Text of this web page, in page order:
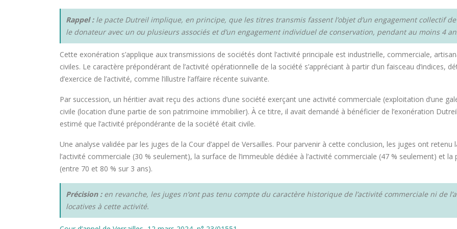
Rappel :le pacte Dutreil implique, en principe, que les titres transmis fassent l’objet d’un engagement collectif
le donateur avec un ou plusieurs associés et d’un engagement individuel de conservation, pendant au moins 4
Cette exonération s’applique aux transmissions de sociétés dont l’activité principale est industrielle, commerciale,
civiles. Le caractère prépondérant de l’activité opérationnelle de la société s’appréciant à partir d’un faisceau d’indices,
d’exercice de l’activité, comme l’illustre l’affaire récente suivante.
Par succession, un héritier avait reçu des actions d’une société exerçant une activité commerciale (exploitation d’une
civile (location d’une partie de son patrimoine immobilier). À ce titre, il avait demandé à bénéficier de l’exonération
estimé que l’activité prépondérante de la société était civile.
Une analyse validée par les juges de la Cour d’appel de Versailles. Pour parvenir à cette conclusion, les juges ont
l’activité commerciale (30 % seulement), la surface de l’immeuble dédiée à l’activité commerciale (47 % seulement) et la
(entre 70 et 80 % sur 3 ans).
Précision :en revanche, les juges n’ont pas tenu compte du caractère historique de l’activité commerciale ni de
locatives à cette activité.